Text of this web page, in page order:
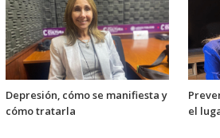
Depresión, cómo se manifiesta y
cómo tratarla
el